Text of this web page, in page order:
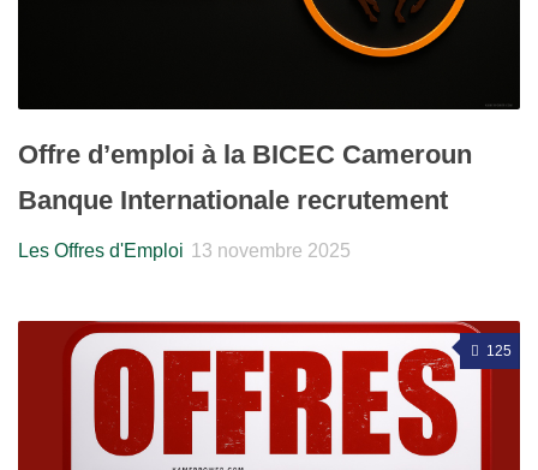
Offre d’emploi à la BICEC Cameroun
Banque Internationale recrutement
Les Offres d'Emploi 13 novembre 2025
125